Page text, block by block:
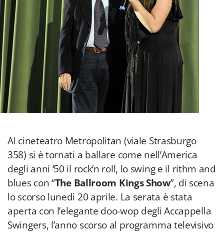
Al cineteatro Metropolitan (viale Strasburgo
358) si è tornati a ballare come nell’America
degli anni ‘50 il rock’n roll, lo swing e il rithm and
blues con “The Ballroom Kings Show”, di scena
lo scorso lunedì 20 aprile. La serata è stata
aperta con l’elegante doo-wop degli Accappella
Swingers, l’anno scorso al programma televisivo